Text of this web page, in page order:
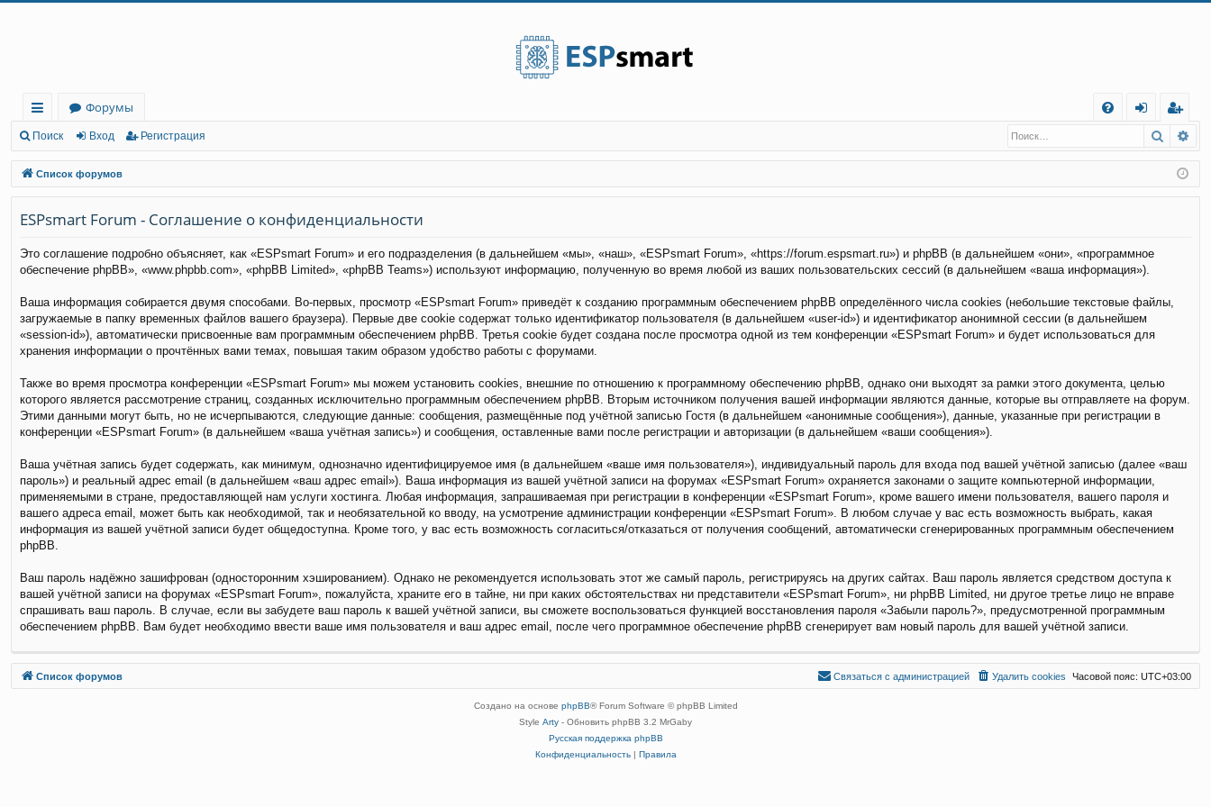
с
ы
лк
и
Форумы
Q
д
г
ис
тр
Поиск Вход Регистрация Поиск
Список форумов
ESPsmart Forum - Соглашение о конфиденциальности
Это соглашение подробно объясняет, как «ESPsmart Forum» и его подразделения (в дальнейшем «мы», «наш», «ESPsmart Forum», «https://forum.espsmart.ru») и phpBB (в дальнейшем «они», «программное
обеспечение phpBB», «www.phpbb.com», «phpBB Limited», «phpBB Teams») используют информацию, полученную во время любой из ваших пользовательских сессий (в дальнейшем «ваша информация»).
Ваша информация собирается двумя способами. Во-первых, просмотр «ESPsmart Forum» приведёт к созданию программным обеспечением phpBB определённого числа cookies (небольшие текстовые файлы,
загружаемые в папку временных файлов вашего браузера). Первые две cookie содержат только идентификатор пользователя (в дальнейшем «user-id») и идентификатор анонимной сессии (в дальнейшем
«session-id»), автоматически присвоенные вам программным обеспечением phpBB. Третья cookie будет создана после просмотра одной из тем конференции «ESPsmart Forum» и будет использоваться для
хранения информации о прочтённых вами темах, повышая таким образом удобство работы с форумами.
Также во время просмотра конференции «ESPsmart Forum» мы можем установить cookies, внешние по отношению к программному обеспечению phpBB, однако они выходят за рамки этого документа, целью
которого является рассмотрение страниц, созданных исключительно программным обеспечением phpBB. Вторым источником получения вашей информации являются данные, которые вы отправляете на форум.
Этими данными могут быть, но не исчерпываются, следующие данные: сообщения, размещённые под учётной записью Гостя (в дальнейшем «анонимные сообщения»), данные, указанные при регистрации в
конференции «ESPsmart Forum» (в дальнейшем «ваша учётная запись») и сообщения, оставленные вами после регистрации и авторизации (в дальнейшем «ваши сообщения»).
Ваша учётная запись будет содержать, как минимум, однозначно идентифицируемое имя (в дальнейшем «ваше имя пользователя»), индивидуальный пароль для входа под вашей учётной записью (далее «ваш
пароль») и реальный адрес email (в дальнейшем «ваш адрес email»). Ваша информация из вашей учётной записи на форумах «ESPsmart Forum» охраняется законами о защите компьютерной информации,
применяемыми в стране, предоставляющей нам услуги хостинга. Любая информация, запрашиваемая при регистрации в конференции «ESPsmart Forum», кроме вашего имени пользователя, вашего пароля и
вашего адреса email, может быть как необходимой, так и необязательной ко вводу, на усмотрение администрации конференции «ESPsmart Forum». В любом случае у вас есть возможность выбрать, какая
информация из вашей учётной записи будет общедоступна. Кроме того, у вас есть возможность согласиться/отказаться от получения сообщений, автоматически сгенерированных программным обеспечением
phpBB.
Ваш пароль надёжно зашифрован (односторонним хэшированием). Однако не рекомендуется использовать этот же самый пароль, регистрируясь на других сайтах. Ваш пароль является средством доступа к
вашей учётной записи на форумах «ESPsmart Forum», пожалуйста, храните его в тайне, ни при каких обстоятельствах ни представители «ESPsmart Forum», ни phpBB Limited, ни другое третье лицо не вправе
спрашивать ваш пароль. В случае, если вы забудете ваш пароль к вашей учётной записи, вы сможете воспользоваться функцией восстановления пароля «Забыли пароль?», предусмотренной программным
обеспечением phpBB. Вам будет необходимо ввести ваше имя пользователя и ваш адрес email, после чего программное обеспечение phpBB сгенерирует вам новый пароль для вашей учётной записи.
Список форумов Часовой пояс: UTC+03:00
Удалить cookies
Связаться с
Связаться с администрацией
Создано на основе phpBB® Forum Software © phpBB Limited
Style Arty - Обновить phpBB 3.2 MrGaby
Русская поддержка phpBB
Конфиденциальность| Правила